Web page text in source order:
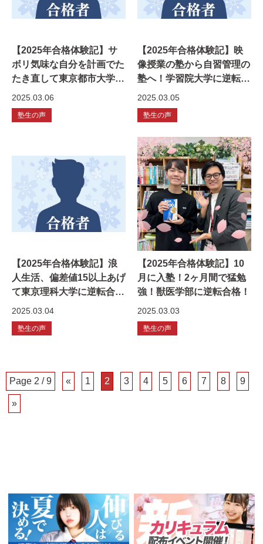
【2025年合格体験記】サ
ボリ気味な自分を計画でた
たき直して東京都市大学
逆転合格！
2025.03.06
塾生の声
【2025年合格体験記】映
像授業の塾から自習管理の
塾へ！学習院大学に逆転合
格！
2025.03.05
塾生の声
【2025年合格体験記】浪
人生活、偏差値15以上あげ
て東京理科大学に逆転合
格！
2025.03.04
塾生の声
【2025年合格体験記】10
月に入塾！2ヶ月間で猛勉
強！獣医学部に逆転合格！
2025.03.03
塾生の声
Page 2 / 9 « 1 2 3 4 5 6 7 8 9
»